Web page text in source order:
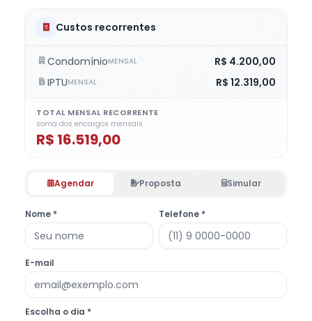
Custos recorrentes
CondomínioMENSAL
R$ 4.200,00
IPTUMENSAL R$ 12.319,00
TOTAL MENSAL RECORRENTE
soma dos encargos mensais
R$ 16.519,00
Agendar Proposta Simular
Nome * Telefone *
E-mail
Escolha o dia *